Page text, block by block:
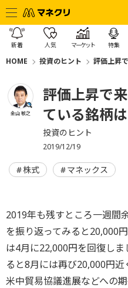
新着 人気 マーケット 特集
HOME 投資のヒント 評価上昇
金山 敏之
評価上昇で
ている銘柄は
投資のヒント
2019/12/19
株式 マネックス
2019年も残すところ一週間
を振り返ってみると20,000
は4月に22,000円を回復し
ると8月には再び20,000円近
米中貿易協議進展などへの